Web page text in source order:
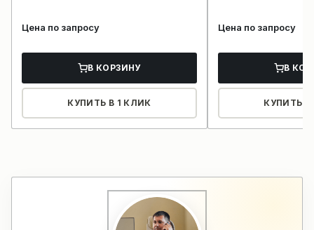
Цена по запросу
В КОРЗИНУ
КУПИТЬ В 1 КЛИК
Цена по запросу
В
КУПИТЬ В